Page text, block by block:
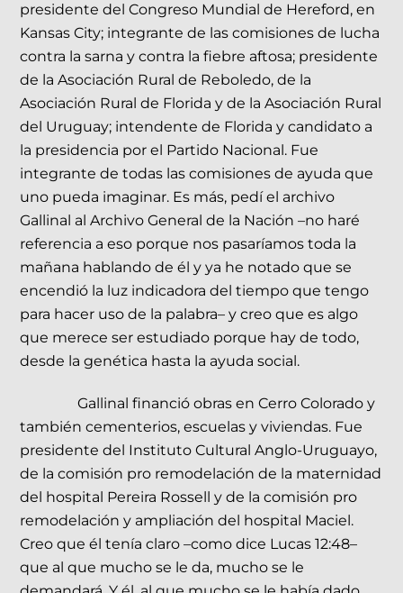
presidente del Congreso Mundial de Hereford, en
Kansas City; integrante de las comisiones de lucha
contra la sarna y contra la fiebre aftosa; presidente
de la Asociación Rural de Reboledo, de la
Asociación Rural de Florida y de la Asociación Rural
del Uruguay; intendente de Florida y candidato a
la presidencia por el Partido Nacional. Fue
integrante de todas las comisiones de ayuda que
uno pueda imaginar. Es más, pedí el archivo
Gallinal al Archivo General de la Nación –no haré
referencia a eso porque nos pasaríamos toda la
mañana hablando de él y ya he notado que se
encendió la luz indicadora del tiempo que tengo
para hacer uso de la palabra– y creo que es algo
que merece ser estudiado porque hay de todo,
desde la genética hasta la ayuda social.
Gallinal financió obras en Cerro Colorado y
también cementerios, escuelas y viviendas. Fue
presidente del Instituto Cultural Anglo-Uruguayo,
de la comisión pro remodelación de la maternidad
del hospital Pereira Rossell y de la comisión pro
remodelación y ampliación del hospital Maciel.
Creo que él tenía claro –como dice Lucas 12:48–
que al que mucho se le da, mucho se le